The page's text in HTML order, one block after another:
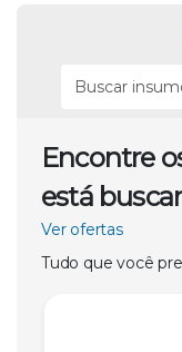
Encontre
está
Ver ofertas
Tudo que você